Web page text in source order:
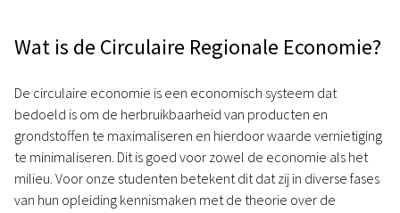
Wat is de Circulaire Regionale Economie?
De circulaire economie is een economisch systeem dat
bedoeld is om de herbruikbaarheid van producten en
grondstoffen te maximaliseren en hierdoor waarde vernietiging
te minimaliseren. Dit is goed voor zowel de economie als het
milieu. Voor onze studenten betekent dit dat zij in diverse fases
van hun opleiding kennismaken met de theorie over de